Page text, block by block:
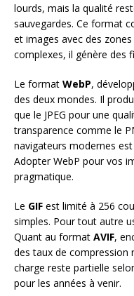
lourds, mais la qualité
sauvegardes. Ce format
et images avec des
complexes, il génère des
Le format WebP,
des deux mondes. Il
que le JPEG pour une
transparence comme le
navigateurs modernes
Adopter WebP pour vos
pragmatique.
Le GIF est limité à 256
simples. Pour tout autre
Quant au format AVIF,
des taux de compression
charge reste partielle
pour les années à venir.